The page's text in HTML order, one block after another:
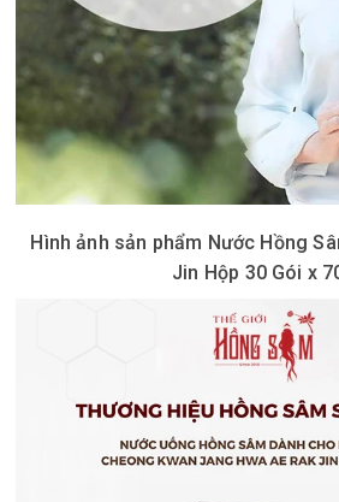
Hình ảnh sản phẩm Nước Hồng
Jin Hộp 30 Gói x